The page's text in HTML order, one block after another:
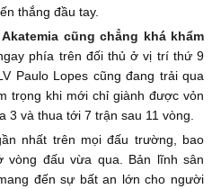
thắng đầu tay.
Akatemia cũng chẳng khá khẩm
phía trên đối thủ ở vị trí thứ 9
Paulo Lopes cũng đang trải qua
trọng khi mới chỉ giành được vỏn
3 và thua tới 7 trận sau 11 vòng.
nhất trên mọi đấu trường, bao
đấu vừa qua. Bản lĩnh sân
đến sự bất an lớn cho người